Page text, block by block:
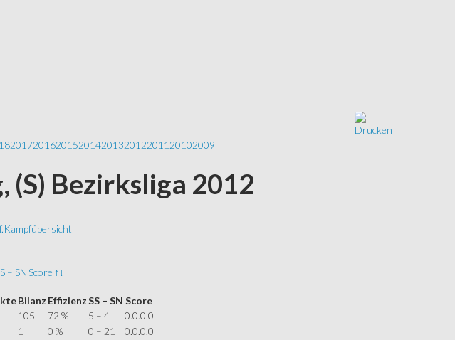
2017201620152014201320122011 20102009
(S) Bezirksliga 2012
Kampfübersicht
– SNScore ↑↓
Bilanz EffizienzSS – SN Score
105 72 % 5 – 4
0.0.0.0
1 0 % 0 – 21
0.0.0.0